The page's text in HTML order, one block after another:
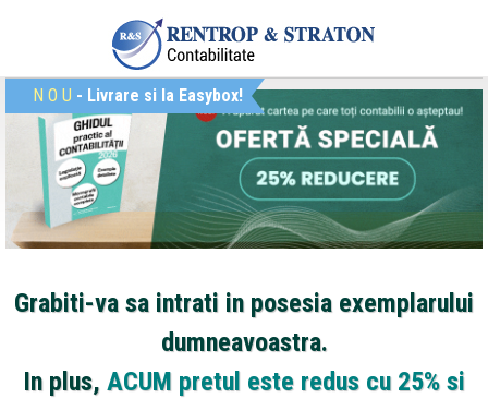
N O U - Livrare si la Easybox!
Grabiti-va sa intrati in posesia exemplarului
dumneavoastra.
In plus, ACUM pretul este redus cu 25% si